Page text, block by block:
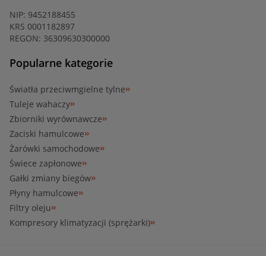
NIP: 9452188455
KRS 0001182897
REGON: 36309630300000
Popularne kategorie
Światła przeciwmgielne tylne
Tuleje wahaczy
Zbiorniki wyrównawcze
Zaciski hamulcowe
Żarówki samochodowe
Świece zapłonowe
Gałki zmiany biegów
Płyny hamulcowe
Filtry oleju
Kompresory klimatyzacji (sprężarki)